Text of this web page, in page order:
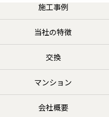
施工事例
当社の特徴
交換
マンション
会社概要